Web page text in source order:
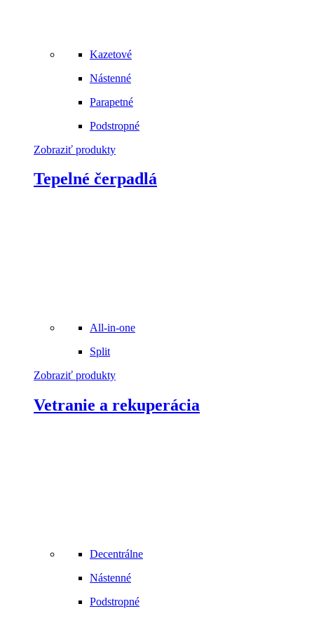
Kazetové
Nástenné
Parapetné
Podstropné
Zobraziť produkty
Tepelné čerpadlá
All-in-one
Split
Zobraziť produkty
Vetranie a rekuperácia
Decentrálne
Nástenné
Podstropné